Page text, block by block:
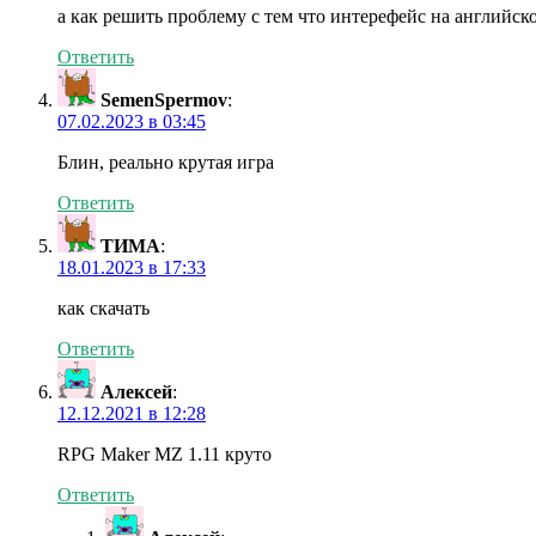
а как решить проблему с тем что интерефейс на
Ответить
SemenSpermov:
07.02.2023 в 03:45
Блин, реально крутая игра
Ответить
ТИМА:
18.01.2023 в 17:33
как скачать
Ответить
Алексей:
12.12.2021 в 12:28
RPG Maker MZ 1.11 круто
Ответить